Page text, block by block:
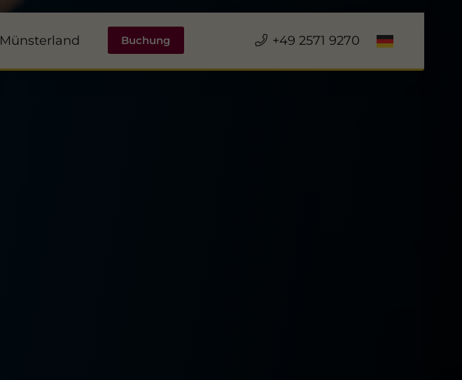
Münsterland Buchung +49 2571 9270